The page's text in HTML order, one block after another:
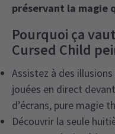
préservant la magie
Pourquoi ça
Cursed Child
Assistez à des
jouées en direct
d’écrans, pure magie
Découvrir la seule